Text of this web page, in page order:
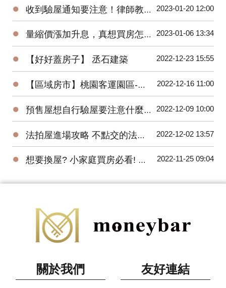
● 收到驗屋通知要注意！律師教你判斷合不合理 2023-01-20 12:00
● 量縮價漲加升息，真想買房怎麼辦？買預售屋還是中古屋？ 2023-01-06 13:34
● 【好好蓋房子】 丞石建築 2022-12-23 15:55
● 【區域房市】桃園客運園區-被遺忘的重劃區翻紅！２字頭交易量爆衝有潛力嗎? 2022-12-16 11:00
● 預售屋想自行驗屋要注意什麼？問題最常出在這！ 2022-12-09 10:00
● 法拍屋進場攻略 不點交的法拍屋也能買 2022-12-02 13:57
● 想要換屋? 小家庭買房必看! 預售屋三房全解析 2022-11-25 09:04
關於我們 友好連結